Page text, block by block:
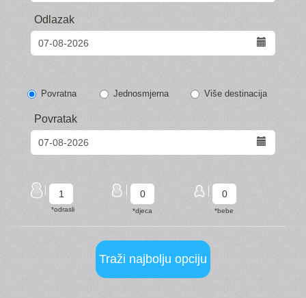
Odlazak
Povratna Jednosmjerna Više destinacija
Povratak